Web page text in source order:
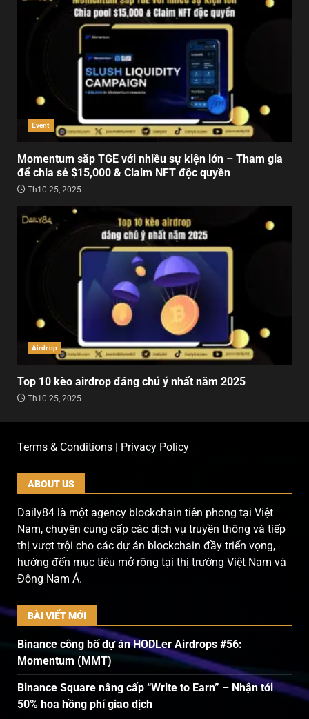
Event
Momentum sắp TGE với nhiều sự kiện lớn – Tham gia
để chia sẻ $15,000 & Claim NFT độc quyền
Th10 25, 2025
Airdrop
Top 10 kèo airdrop đáng chú ý nhất năm 2025
Th10 25, 2025
Terms & Conditions | Privacy Policy
ABOUT US
Daily84 là một agency blockchain tiên phong tại Việt
Nam, chuyên cung cấp các dịch vụ truyền thông và tiếp
thị vượt trội cho các dự án blockchain đầy triển vọng,
hướng đến mục tiêu mở rộng tại thị trường Việt Nam và
Đông Nam Á.
BÀI VIẾT MỚI
Binance công bố dự án HODLer Airdrops #56:
Momentum (MMT)
Binance Square nâng cấp “Write to Earn” – Nhận tới
50% hoa hồng phí giao dịch